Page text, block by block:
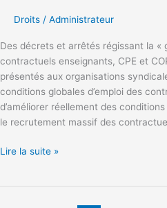
Droits / Administrateur
Des décrets et arrêtés régissant la «
contractuels enseignants, CPE et
présentés aux organisations
conditions globales d’emploi des
d’améliorer réellement des
le recrutement massif des
changements
réels
?
Lire la suite »